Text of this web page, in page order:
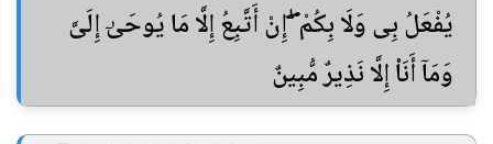
يُفْعَلُ بِى وَلَا بِكُمْ ۖ إِنْ أَتَّبِعُ إِلَّا مَا يُوحَىٰٓ إِلَىَّ
وَمَآ أَنَا۠ إِلَّا نَذِيرٌ مُّبِينٌ